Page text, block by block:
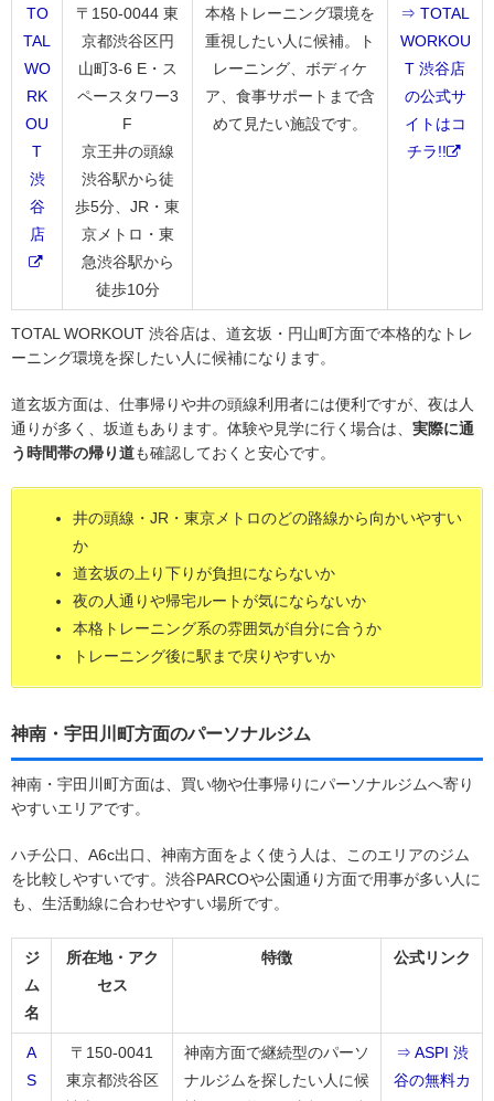
TO
TAL
WO
RK
OU
T
渋
谷
店
〒150-0044 東
京都渋谷区円
山町3-6 E・ス
ペースタワー3
F
京王井の頭線
渋谷駅から徒
歩5分、JR・東
京メトロ・東
急渋谷駅から
徒歩10分
本格トレーニング環境を
重視したい人に候補。ト
レーニング、ボディケ
ア、食事サポートまで含
めて見たい施設です。
⇒ TOTAL
WORKOU
T 渋谷店
の公式サ
イトはコ
チラ!!
TOTAL WORKOUT 渋谷店は、道玄坂・円山町方面で本格的なトレ
ーニング環境を探したい人に候補になります。
道玄坂方面は、仕事帰りや井の頭線利用者には便利ですが、夜は人
通りが多く、坂道もあります。体験や見学に行く場合は、 実際に通
う時間帯の帰り道も確認しておくと安心です。
井の頭線・JR・東京メトロのどの路線から向かいやすい
か
道玄坂の上り下りが負担にならないか
夜の人通りや帰宅ルートが気にならないか
本格トレーニング系の雰囲気が自分に合うか
トレーニング後に駅まで戻りやすいか
神南・宇田川町方面のパーソナルジム
神南・宇田川町方面は、買い物や仕事帰りにパーソナルジムへ寄り
やすいエリアです。
ハチ公口、A6c出口、神南方面をよく使う人は、このエリアのジム
を比較しやすいです。渋谷PARCOや公園通り方面で用事が多い人に
も、生活動線に合わせやすい場所です。
ジ
ム
名
所在地・アク
セス
特徴 公式リンク
A
S
〒150-0041
東京都渋谷区
神南方面で継続型のパーソ
ナルジムを探したい人に候
⇒ ASPI 渋
谷の無料カ